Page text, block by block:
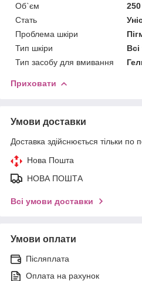
Об`єм
Стать
Проблема шкіри
Тип шкіри
Тип засобу для вмивання
Приховати
Умови доставки
Доставка здійснюється тільки по
Нова Пошта
НОВА ПОШТА
Всі умови доставки
Умови оплати
Післяплата
Оплата на рахунок